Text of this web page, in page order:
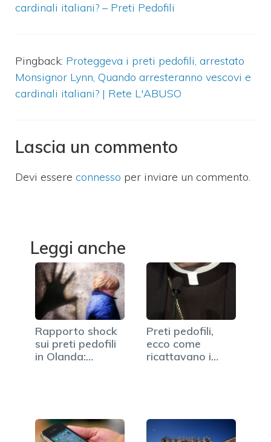
cardinali italiani? – Preti Pedofili
Pingback: Proteggeva i preti pedofili, arrestato
Monsignor Lynn, Quando arresteranno vescovi e
cardinali italiani? | Rete L'ABUSO
Lascia un commento
Devi essere connesso per inviare un commento.
Leggi anche
Rapporto shock
sui preti pedofili
in Olanda:
Preti pedofili,
ecco come
ricattavano i